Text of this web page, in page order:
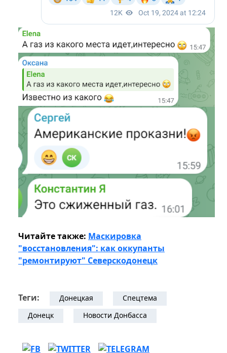
Читайте также: Маскировка
"восстановления": как оккупанты
"ремонтируют" Северскодонецк
Теги: Донецкая
Спецтема
Донецк
Новости Донбасса